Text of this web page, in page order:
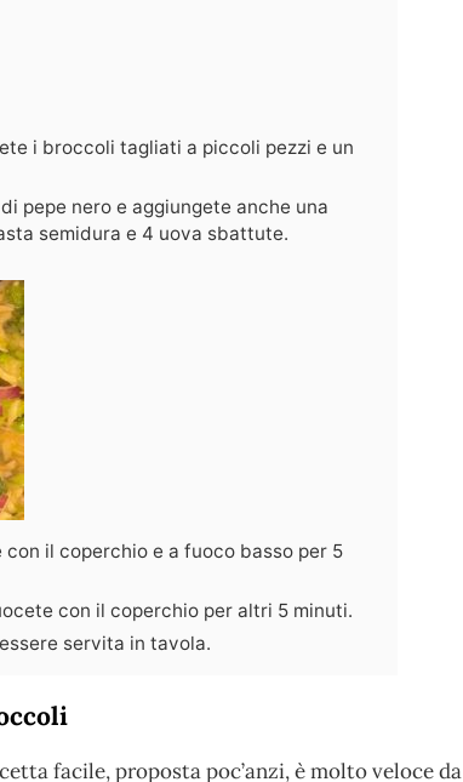
i broccoli tagliati a piccoli pezzi e un
pepe nero e aggiungete anche una
semidura e 4 uova sbattute.
il coperchio e a fuoco basso per 5
con il coperchio per altri 5 minuti.
servita in tavola.
facile, proposta poc’anzi, è molto veloce da